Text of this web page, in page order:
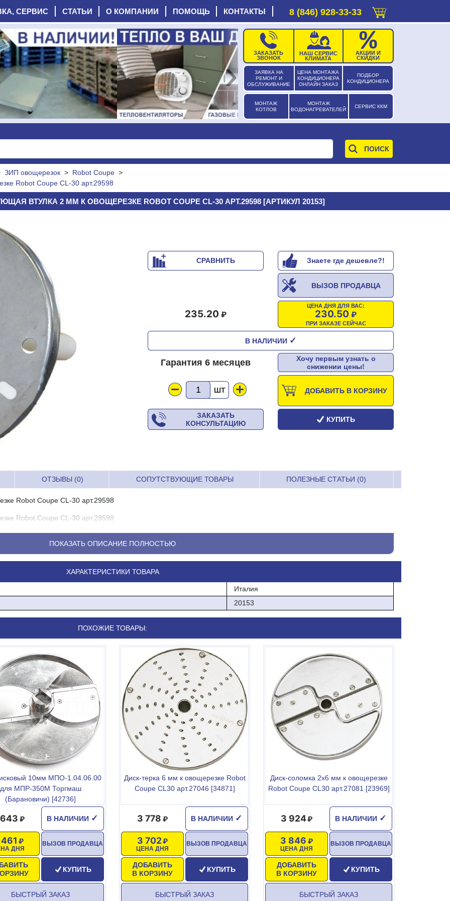
СЕРВИС СТАТЬИ О КОМПАНИИ ПОМОЩЬ КОНТАКТЫ 8 (846) 928-33-33
ЗАЯВКА НА
РЕМОНТ И
ОБСЛУЖИВАНИЕ
ЦЕНА МОНТАЖА
КОНДИЦИОНЕРА
ОНЛАЙН ЗАКАЗ
ПОДБОР
КОНДИЦИОНЕРА
МОНТАЖ
КОТЛОВ
МОНТАЖ
ВОДОНАГРЕВАТЕЛЕЙ
СЕРВИС ККМ
ЗАКАЗАТЬ
ЗВОНОК
НАШ СЕРВИС
КЛИМАТА
АКЦИИ И
СКИДКИ
›
ЗИП овощерезок > Robot Coupe >
Robot Coupe CL-30 арт.29598
ВТУЛКА 2 ММ К ОВОЩЕРЕЗКЕ ROBOT COUPE CL-30 АРТ.29598 [АРТИКУЛ 20153]
СРАВНИТЬ Знаете где дешевле?!
ВЫЗОВ ПРОДАВЦА
ЦЕНА ДНЯ ДЛЯ ВАС:
230.50
ПРИ ЗАКАЗЕ СЕЙЧАС
235.20
В НАЛИЧИИ ✓
Гарантия 6 месяцев
Хочу первым узнать о
снижении цены!
ШТ ДОБАВИТЬ В КОРЗИНУ
ЗАКАЗАТЬ
КОНСУЛЬТАЦИЮ
КУПИТЬ
ОТЗЫВЫ (0) СОПУТСТВУЮЩИЕ ТОВАРЫ ПОЛЕЗНЫЕ СТАТЬИ (0)
Robot Coupe CL-30 арт.29598
Robot Coupe CL-30 арт.29598
ПОКАЗАТЬ ОПИСАНИЕ ПОЛНОСТЬЮ
ХАРАКТЕРИСТИКИ ТОВАРА
Италия
20153
ПОХОЖИЕ ТОВАРЫ:
10мм МПО-1.04.06.00
для МПР-350М Торгмаш
(Барановичи) [42736]
В НАЛИЧИИ ✓
ДНЯ
ВЫЗОВ ПРОДАВЦА
КУПИТЬ
БЫСТРЫЙ ЗАКАЗ
Диск-терка 6 мм к овощерезке Robot
Coupe CL30 арт.27046 [34871]
В НАЛИЧИИ ✓
3 778
ЦЕНА ДНЯ
3 702
ДОБАВИТЬ
В КОРЗИНУ
ВЫЗОВ ПРОДАВЦА
КУПИТЬ
БЫСТРЫЙ ЗАКАЗ
Диск-соломка 2х6 мм к овощерезке
Robot Coupe CL30 арт.27081 [23969]
В НАЛИЧИИ ✓
3 924
ЦЕНА ДНЯ
3 846
ДОБАВИТЬ
В КОРЗИНУ
ВЫЗОВ ПРОДАВЦА
КУПИТЬ
БЫСТРЫЙ ЗАКАЗ